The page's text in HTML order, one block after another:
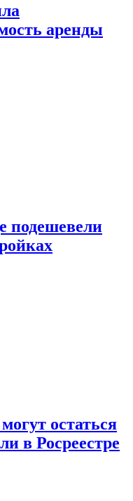
аренды
подешевели
остаться
в Росреестре